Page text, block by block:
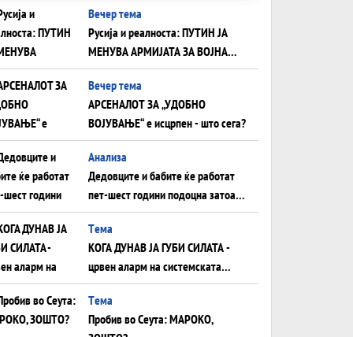
Вечер тема
Русија и реалноста: ПУТИН ЈА
МЕНУВА АРМИЈАТА ЗА ВОЈНА
ШТО ОСТАНУВА БЕЗ ФРОНТ
Вечер тема
АРСЕНАЛОТ ЗА „УДОБНО
ВОЈУВАЊЕ“ е исцрпен - што сега?
Анализа
Дедовците и бабите ќе работат
пет-шест години подоцна затоа
што НЕМААТ ВНУЦИ ДА ГИ
ЗАМЕНАТ
Tема
КОГА ДУНАВ ЈА ГУБИ СИЛАТА -
црвен аларм на системската
плоча од јужна Германија до
Црното Море...
Tема
Пробив во Сеута: МАРОКО,